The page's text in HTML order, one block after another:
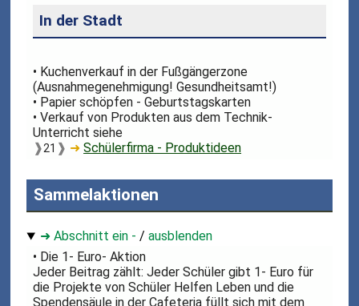
In der Stadt
• Kuchenverkauf in der Fußgängerzone
(Ausnahmegenehmigung! Gesundheitsamt!)
• Papier schöpfen - Geburtstagskarten
• Verkauf von Produkten aus dem Technik-
Unterricht siehe
❱21 ❱ ➜Schülerfirma - Produktideen
Sammelaktionen
➜ Abschnitt ein - /ausblenden
• Die 1- Euro- Aktion
Jeder Beitrag zählt: Jeder Schüler gibt 1- Euro für
die Projekte von Schüler Helfen Leben und die
Spendensäule in der Cafeteria füllt sich mit dem